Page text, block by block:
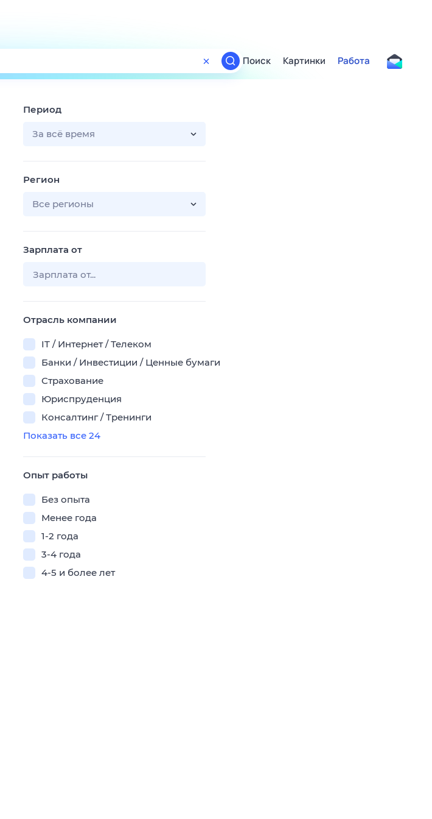
Поиск
ТВ-программа
Поиск Картинки Работа
Период
За всё время
Регион
Все регионы
Зарплата от
Отрасль компании
IT / Интернет / Телеком
Банки / Инвестиции / Ценные бумаги
Страхование
Юриспруденция
Консалтинг / Тренинги
Показать все 24
Опыт работы
Без опыта
Менее года
1-2 года
3-4 года
4-5 и более лет